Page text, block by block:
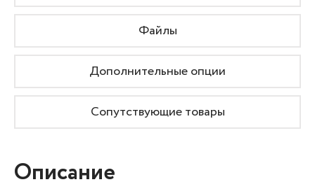
Файлы
Дополнительные опции
Сопутствующие товары
Описание